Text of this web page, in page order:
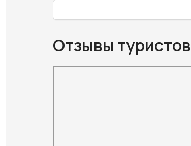
Отзывы туристов